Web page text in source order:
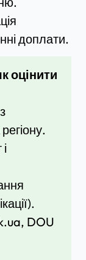
доплати.
оцінити
DOU